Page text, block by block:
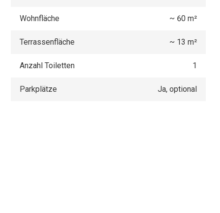
Wohnfläche ~ 60 m²
Terrassenfläche ~ 13 m²
Anzahl Toiletten 1
Parkplätze Ja, optional